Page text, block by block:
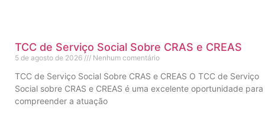
TCC de Serviço Social Sobre CRAS e CREAS
5 de agosto de 2026 Nenhum comentário
TCC de Serviço Social Sobre CRAS e CREAS O TCC de Serviço
Social sobre CRAS e CREAS é uma excelente oportunidade para
compreender a atuação